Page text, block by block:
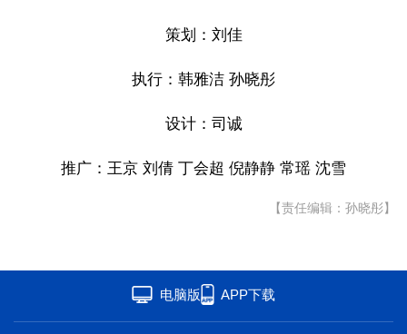
策划：刘佳
执行：韩雅洁 孙晓彤
设计：司诚
推广：王京 刘倩 丁会超 倪静静 常瑶 沈雪
【责任编辑：孙晓彤】
电脑版 APP下载